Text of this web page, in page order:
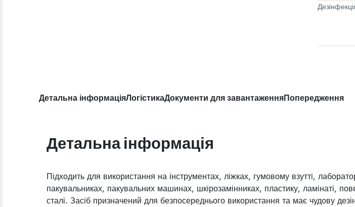
Детальна інформаціяЛогістикаДокументи для завантаженняПопередження
Детальна інформація
Підходить для використання на інструментах, ліжках, гумовому взутті,
пакувальниках, пакувальних машинах, шкірозамінниках, пластику, ламінаті,
сталі. Засіб призначений для безпосереднього використання та має чудову